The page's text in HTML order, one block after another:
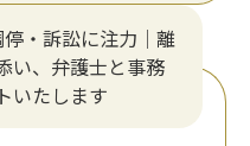
停・訴訟に注力│離
い、弁護士と事務
いたします